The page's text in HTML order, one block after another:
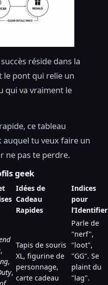
réside dans la
le pont qui relie un
qui va vraiment le
ce tableau
auquel tu veux faire un
ne pas te perdre.
geek
Idées de
Cadeau
Rapides
Indices
pour
l’Identifier
,
,
,
Tapis de souris
XL, figurine de
personnage,
carte cadeau
Parle de
"nerf",
"loot",
"GG". Se
plaint du
"lag".